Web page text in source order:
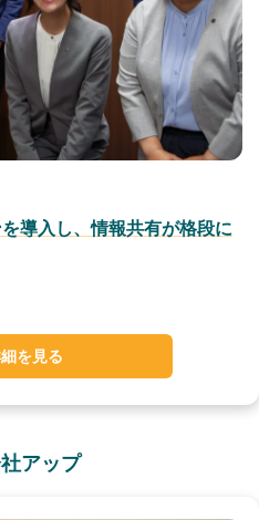
導入し、情報共有が格段に
を見る
アップ